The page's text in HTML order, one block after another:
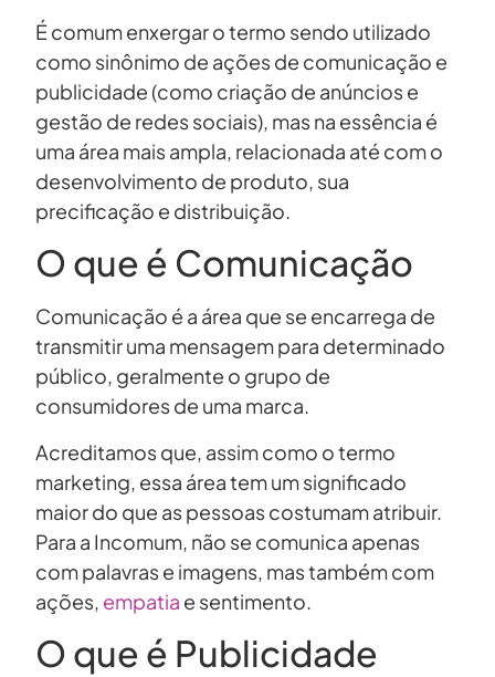
É comum enxergar o termo sendo utilizado
como sinônimo de ações de comunicação e
publicidade (como criação de anúncios e
gestão de redes sociais), mas na essência é
uma área mais ampla, relacionada até com o
desenvolvimento de produto, sua
precificação e distribuição.
O que é Comunicação
Comunicação é a área que se encarrega de
transmitir uma mensagem para determinado
público, geralmente o grupo de
consumidores de uma marca.
Acreditamos que, assim como o termo
marketing, essa área tem um significado
maior do que as pessoas costumam atribuir.
Para a Incomum, não se comunica apenas
com palavras e imagens, mas também com
ações, empatia e sentimento.
O que é Publicidade